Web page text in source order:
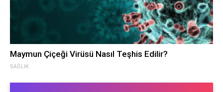
SAĞLIK
Maymun Çiçeği Virüsü Nasıl Teşhis Edilir?